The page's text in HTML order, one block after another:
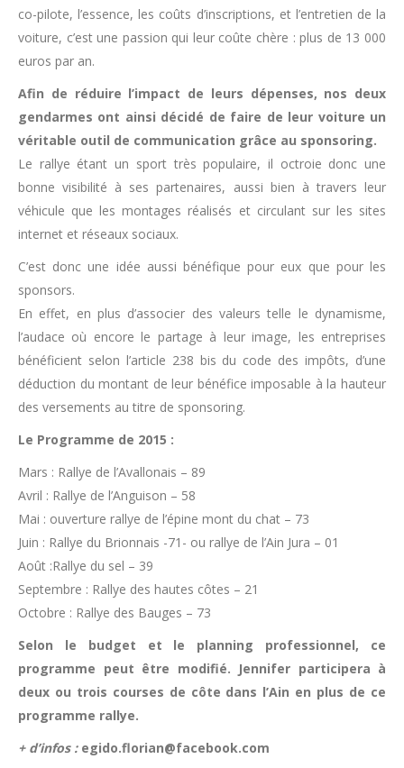
co-pilote, l’essence, les coûts d’inscriptions, et l’entretien de la
voiture, c’est une passion qui leur coûte chère : plus de 13 000
euros par an.
Afin de réduire l’impact de leurs dépenses, nos deux
gendarmes ont ainsi décidé de faire de leur voiture un
véritable outil de communication grâce au sponsoring.
Le rallye étant un sport très populaire, il octroie donc une
bonne visibilité à ses partenaires, aussi bien à travers leur
véhicule que les montages réalisés et circulant sur les sites
internet et réseaux sociaux.
C’est donc une idée aussi bénéfique pour eux que pour les
sponsors.
En effet, en plus d’associer des valeurs telle le dynamisme,
l’audace où encore le partage à leur image, les entreprises
bénéficient selon l’article 238 bis du code des impôts, d’une
déduction du montant de leur bénéfice imposable à la hauteur
des versements au titre de sponsoring.
Le Programme de 2015 :
Mars : Rallye de l’Avallonais – 89
Avril : Rallye de l’Anguison – 58
Mai : ouverture rallye de l’épine mont du chat – 73
Juin : Rallye du Brionnais -71- ou rallye de l’Ain Jura – 01
Août :Rallye du sel – 39
Septembre : Rallye des hautes côtes – 21
Octobre : Rallye des Bauges – 73
Selon le budget et le planning professionnel, ce
programme peut être modifié. Jennifer participera à
deux ou trois courses de côte dans l’Ain en plus de ce
programme rallye.
+ d’infos :egido.florian@facebook.com